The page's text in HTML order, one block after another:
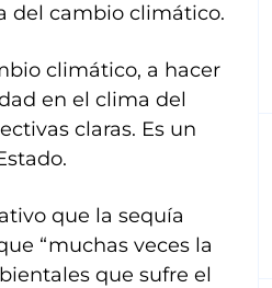
del cambio climático.
climático, a hacer
en el clima del
claras. Es un
que la sequía
“muchas veces la
que sufre el